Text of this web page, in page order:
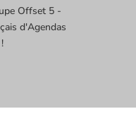
Offset 5 -
d'Agendas